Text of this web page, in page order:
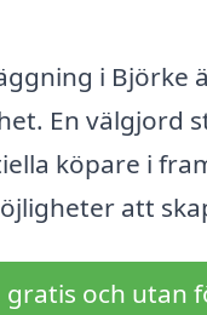
i Björke
En välgjord
köpare i
att
gratis och utan